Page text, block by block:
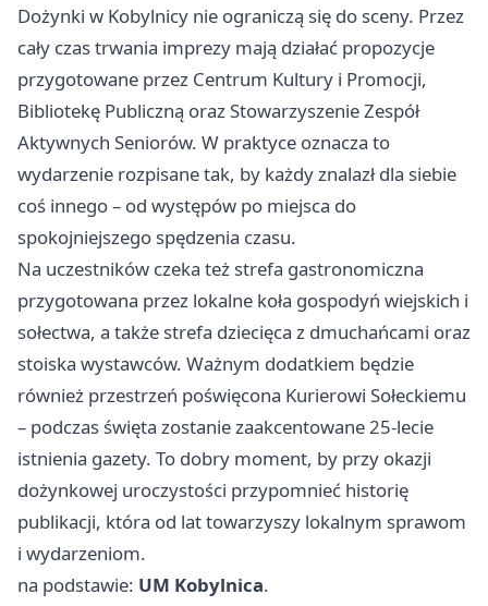
Dożynki w Kobylnicy nie ograniczą się do sceny. Przez
cały czas trwania imprezy mają działać propozycje
przygotowane przez Centrum Kultury i Promocji,
Bibliotekę Publiczną oraz Stowarzyszenie Zespół
Aktywnych Seniorów. W praktyce oznacza to
wydarzenie rozpisane tak, by każdy znalazł dla siebie
coś innego – od występów po miejsca do
spokojniejszego spędzenia czasu.
Na uczestników czeka też strefa gastronomiczna
przygotowana przez lokalne koła gospodyń wiejskich i
sołectwa, a także strefa dziecięca z dmuchańcami oraz
stoiska wystawców. Ważnym dodatkiem będzie
również przestrzeń poświęcona Kurierowi Sołeckiemu
– podczas święta zostanie zaakcentowane 25-lecie
istnienia gazety. To dobry moment, by przy okazji
dożynkowej uroczystości przypomnieć historię
publikacji, która od lat towarzyszy lokalnym sprawom
i wydarzeniom.
na podstawie: UM Kobylnica.